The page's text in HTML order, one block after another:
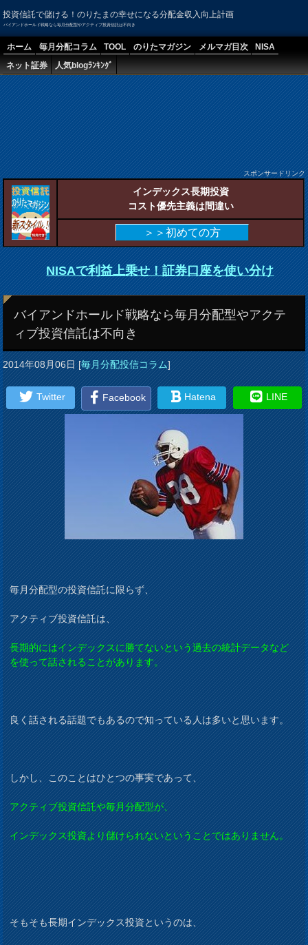
投資信託で儲ける！のりたまの幸せになる分配金収入向上計画
バイアンドホールド戦略なら毎月分配型やアクティブ投資信託は不向き
ホーム 毎月分配コラム TOOL のりたマガジン メルマガ目次
NISA
ネット証券
人気blogﾗﾝｷﾝｸﾞ
スポンサードリンク
インデックス長期投資
コスト優先主義は間違い
＞＞初めての方
NISAで利益上乗せ！証券口座を使い分け
バイアンドホールド戦略なら毎月分配型やアクテ
ィブ投資信託は不向き
2014年08月06日[毎月分配投信コラム]
Twitter Facebook Hatena LINE
毎月分配型の投資信託に限らず、
アクティブ投資信託は、
長期的にはインデックスに勝てないという過去の統計データなど
を使って話されることがあります。
良く話される話題でもあるので知っている人は多いと思います。
しかし、このことはひとつの事実であって、
アクティブ投資信託や毎月分配型が、
インデックス投資より儲けられないということではありません。
そもそも長期インデックス投資というのは、